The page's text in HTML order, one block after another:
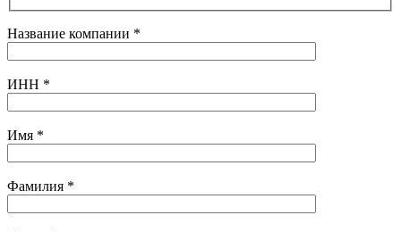
Название компании *
ИНН *
Имя *
Фамилия *